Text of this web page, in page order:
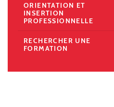
ORIENTATION ET
INSERTION
PROFESSIONNELLE
RECHERCHER UNE
FORMATION